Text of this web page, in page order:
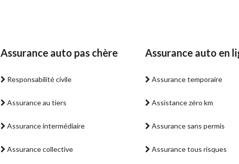
Assurance auto pas chère
Responsabilité civile
Assurance au tiers
Assurance intermédiaire
Assurance collective
Assurance auto en
Assurance temporaire
Assistance zéro km
Assurance sans permis
Assurance tous risques